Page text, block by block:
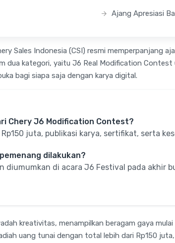
Ajang Apresiasi
Sales Indonesia (CSI) resmi memperpanjang
dua kategori, yaitu J6 Real Modification
bagi siapa saja dengan karya digital.
Chery J6 Modification Contest?
juta, publikasi karya, sertifikat, serta
dilakukan?
diumumkan di acara J6 Festival pada akhir
kreativitas, menampilkan beragam gaya
uang tunai dengan total lebih dari Rp150